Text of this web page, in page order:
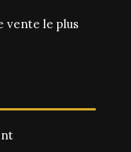
vente le plus